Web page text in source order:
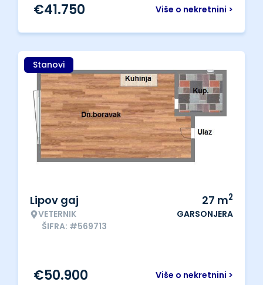
Više o nekretnini >
€41.750
Stanovi
Lipov gaj
VETERNIK
ŠIFRA: #569713
27 m2
GARSONJERA
Više o nekretnini >
€50.900